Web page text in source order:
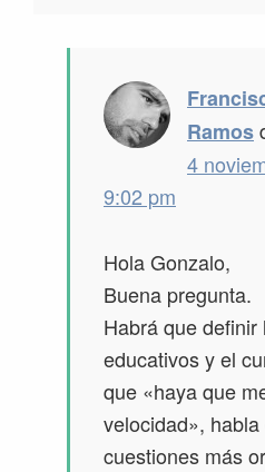
Ramos
4
9:02 pm
Hola Gonzalo,
Buena pregunta.
Habrá que
educativos y el
que «haya que
velocidad»,
cuestiones más